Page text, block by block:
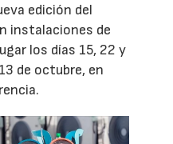
edición del
instalaciones de
los días 15, 22 y
de octubre, en